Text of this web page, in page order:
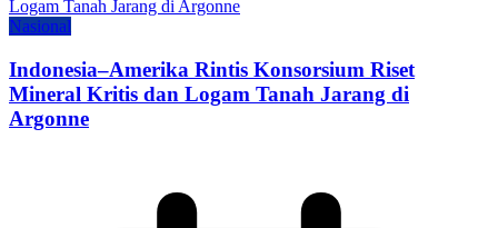
Nasional
Indonesia–Amerika Rintis Konsorsium Riset
Mineral Kritis dan Logam Tanah Jarang di
Argonne